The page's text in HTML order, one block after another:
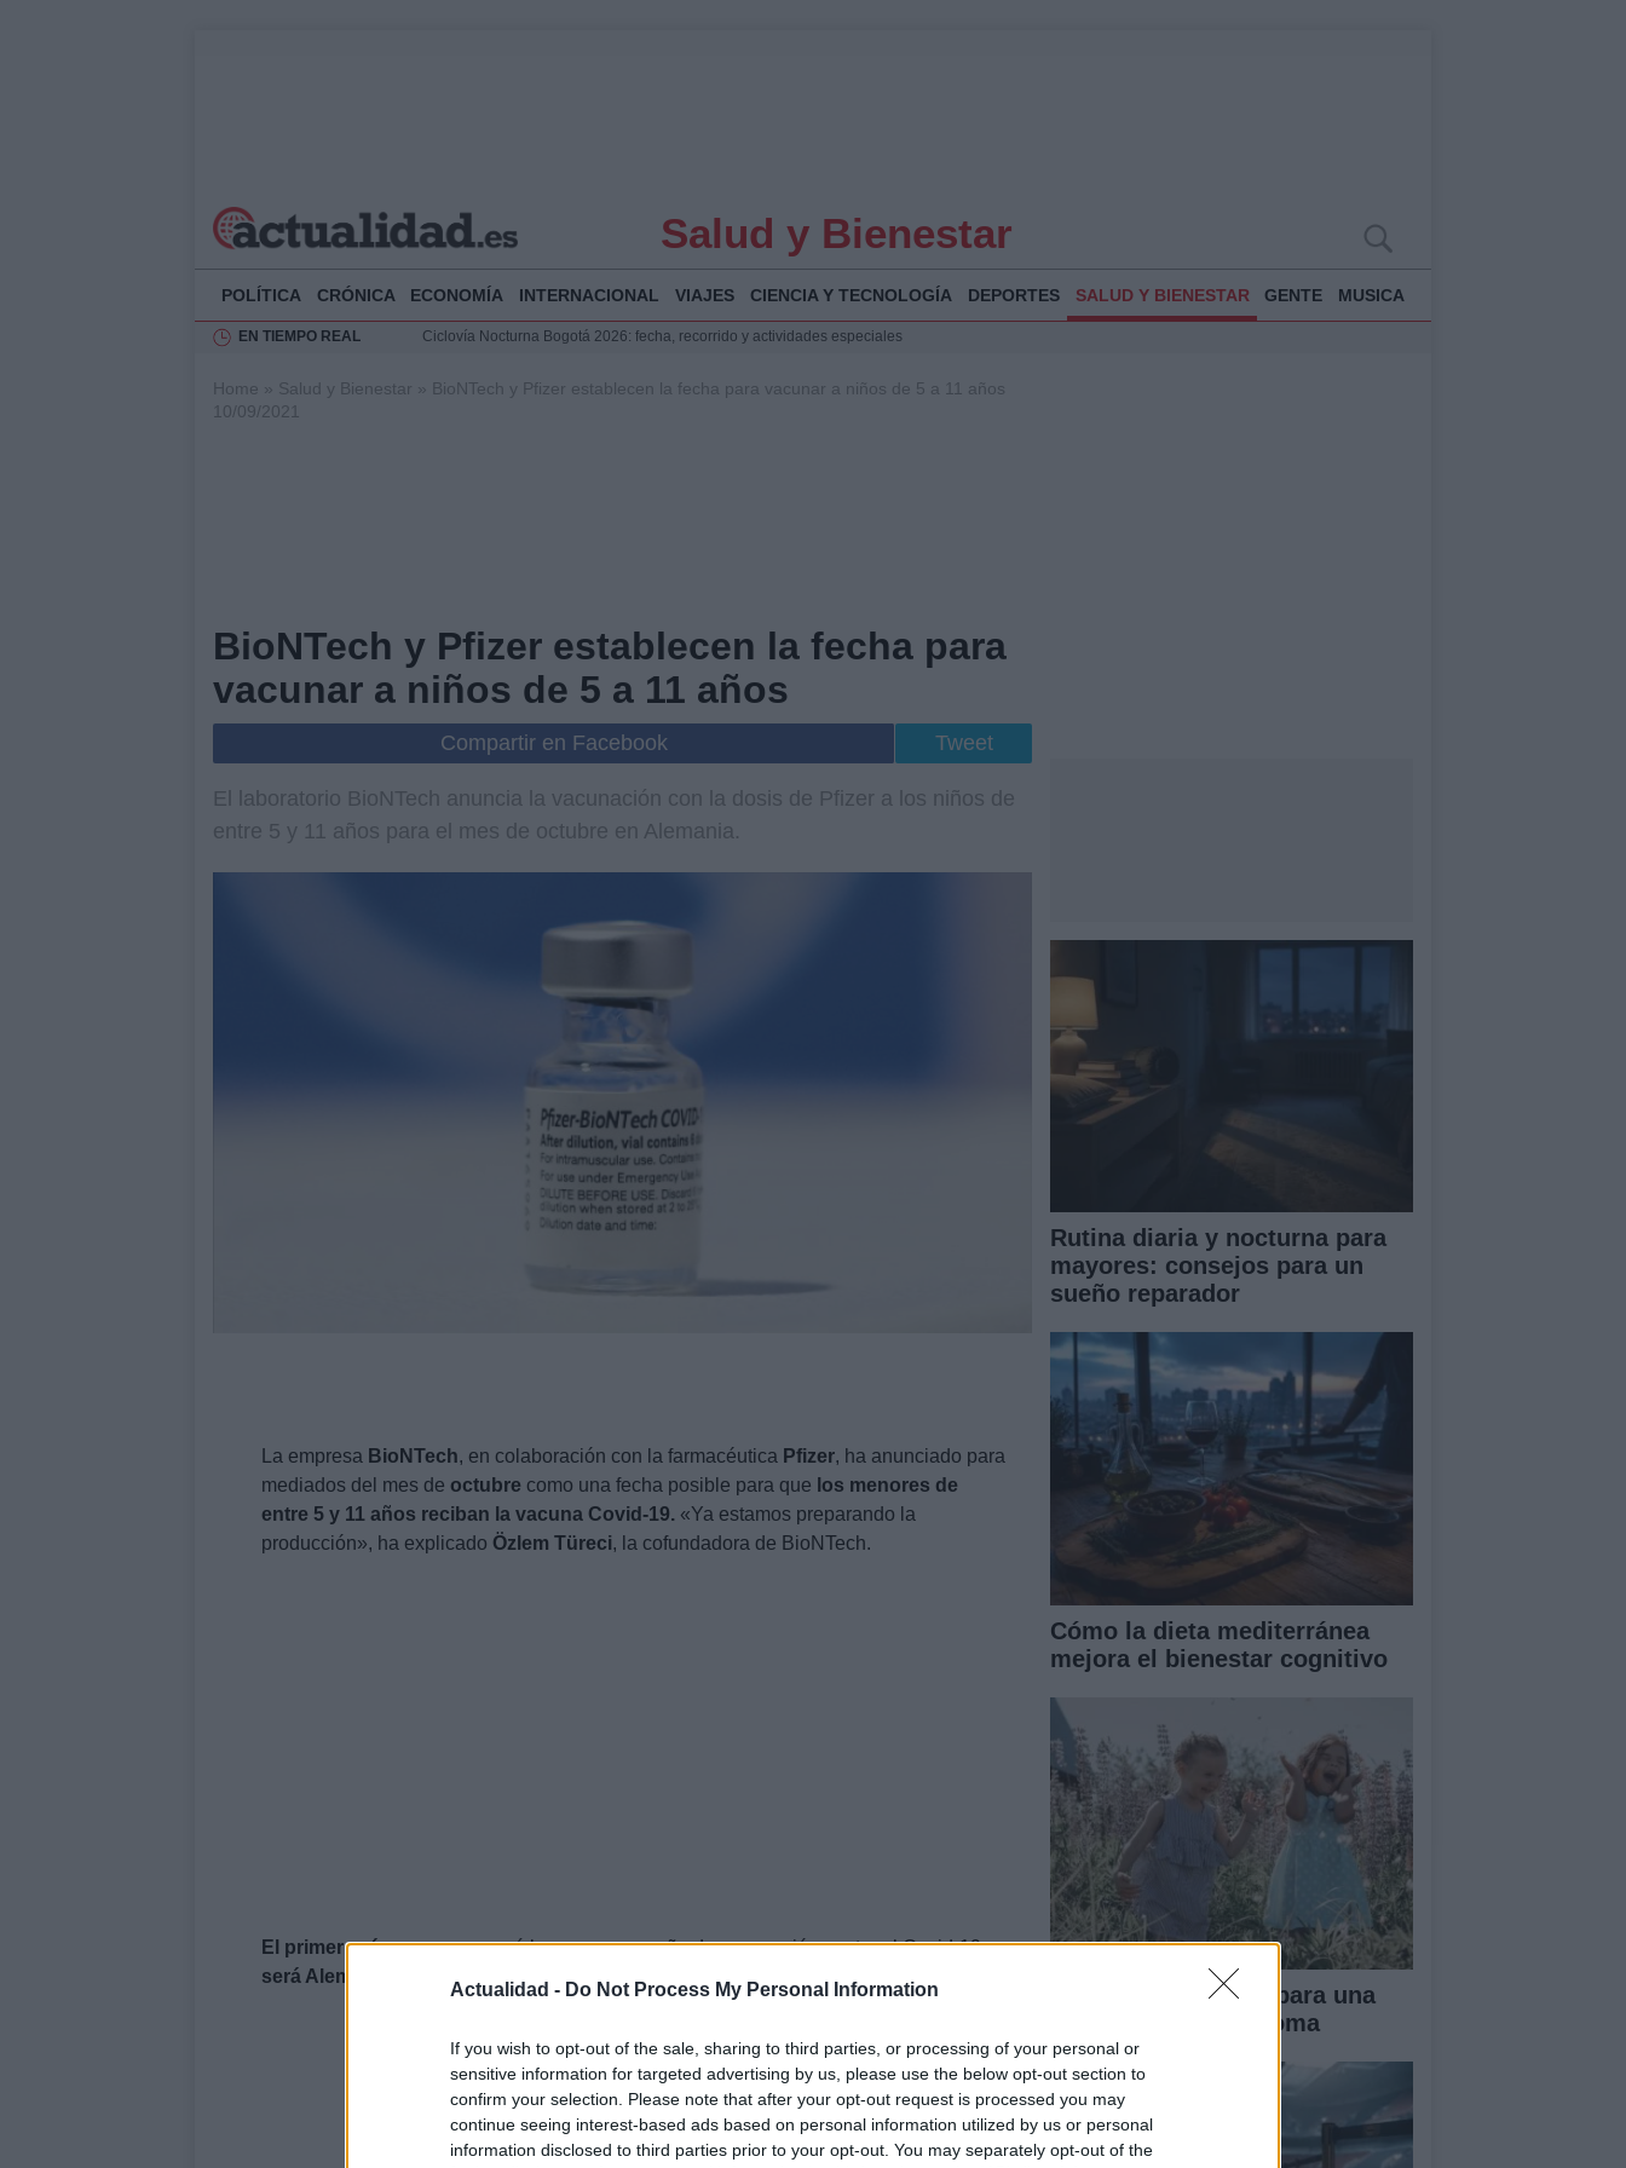
Actualidad - Do Not Process My Personal Information
If you wish to opt-out of the sale, sharing to third parties, or processing of your personal or
sensitive information for targeted advertising by us, please use the below opt-out section to
confirm your selection. Please note that after your opt-out request is processed you may
continue seeing interest-based ads based on personal information utilized by us or personal
information disclosed to third parties prior to your opt-out. You may separately opt-out of the
Salud y Bienestar
POLÍTICA CRÓNICA ECONOMÍA INTERNACIONAL VIAJES CIENCIA Y TECNOLOGÍA DEPORTES SALUD Y BIENESTAR GENTE MUSICA
EN TIEMPO REAL
Ciclovía Nocturna Bogotá 2026: fecha, recorrido y actividades especiales
Rehabilitación de la Illa Plana: Menorca apuesta por el deporte náutico sostenible
Home » Salud y Bienestar » BioNTech y Pfizer establecen la fecha para vacunar a niños de 5 a 11 años
10/09/2021
BioNTech y Pfizer establecen la fecha para
vacunar a niños de 5 a 11 años
Compartir en Facebook Tweet
El laboratorio BioNTech anuncia la vacunación con la dosis de Pfizer a los niños de
entre 5 y 11 años para el mes de octubre en Alemania.
La empresa BioNTech, en colaboración con la farmacéutica Pfizer, ha anunciado para
mediados del mes de octubre como una fecha posible para que los menores de
entre 5 y 11 años reciban la vacuna Covid-19. «Ya estamos preparando la
producción», ha explicado Özlem Türeci, la cofundadora de BioNTech.
El primer paísque comenzará la nueva campaña de vacunación contra el Covid-19
será Alemania
Rutina diaria y nocturna para
mayores: consejos para un
sueño reparador
Cómo la dieta mediterránea
mejora el bienestar cognitivo
Crianza tradicional para una
infancia más autónoma